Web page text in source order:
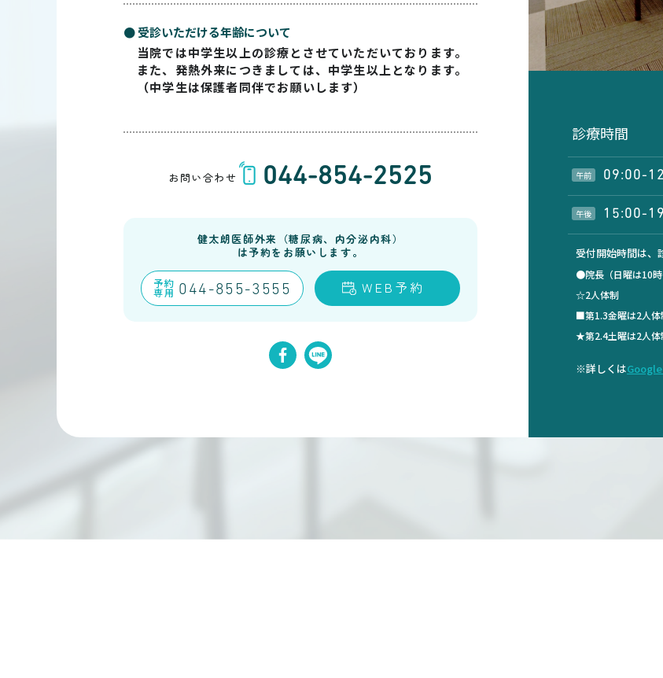
● 受診いただける年齢について
当院では中学生以上の診療とさせていただいております。
また、発熱外来につきましては、中学生以上となります。
（中学生は保護者同伴でお願いします）
お問い合わせ 044-854-2525
健太朗医師外来（糖尿病、内分泌内科）
は予約をお願いします。
予約
専用 044-855-3555 WEB予約
診療時間
午前 09:00-
午後 15:00-
受付開始時間は、
●院長（日曜は10時
☆2人体制
■第1.3金曜は2人体
★第2.4土曜は2人体
※詳しくは